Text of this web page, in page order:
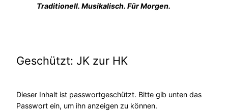
Traditionell. Musikalisch. Für Morgen.
Geschützt: JK zur HK
Dieser Inhalt ist passwortgeschützt. Bitte gib unten das
Passwort ein, um ihn anzeigen zu können.